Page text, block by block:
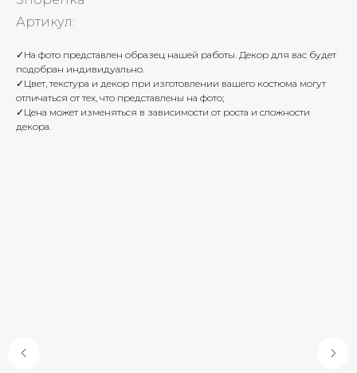
Артикул:
✓На фото представлен образец нашей работы. Декор для вас будет
подобран индивидуально.
✓Цвет, текстура и декор при изготовлении вашего костюма могут
отличаться от тех, что представлены на фото;
✓Цена может изменяться в зависимости от роста и сложности
декора.